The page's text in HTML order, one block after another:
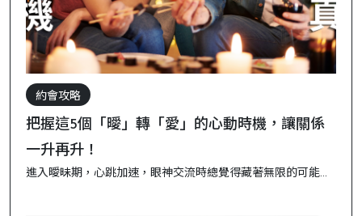
約會攻略
把握這5個「曖」轉「愛」的心動時機，讓關係
一升再升！
進入曖昧期，心跳加速，眼神交流時總覺得藏著無限的可能！